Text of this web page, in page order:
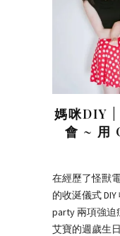
媽咪DIY |
會 ~ 用
在經歷了怪獸
的收涎儀式
party 兩項強迫
艾寶的週歲生